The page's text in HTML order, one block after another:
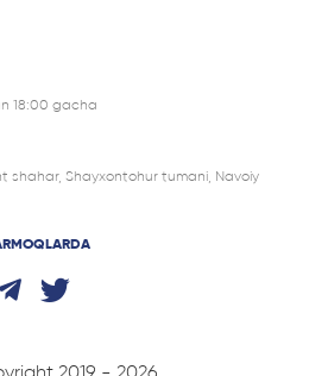
18:00 gacha
shahar, Shayxontohur tumani, Navoiy